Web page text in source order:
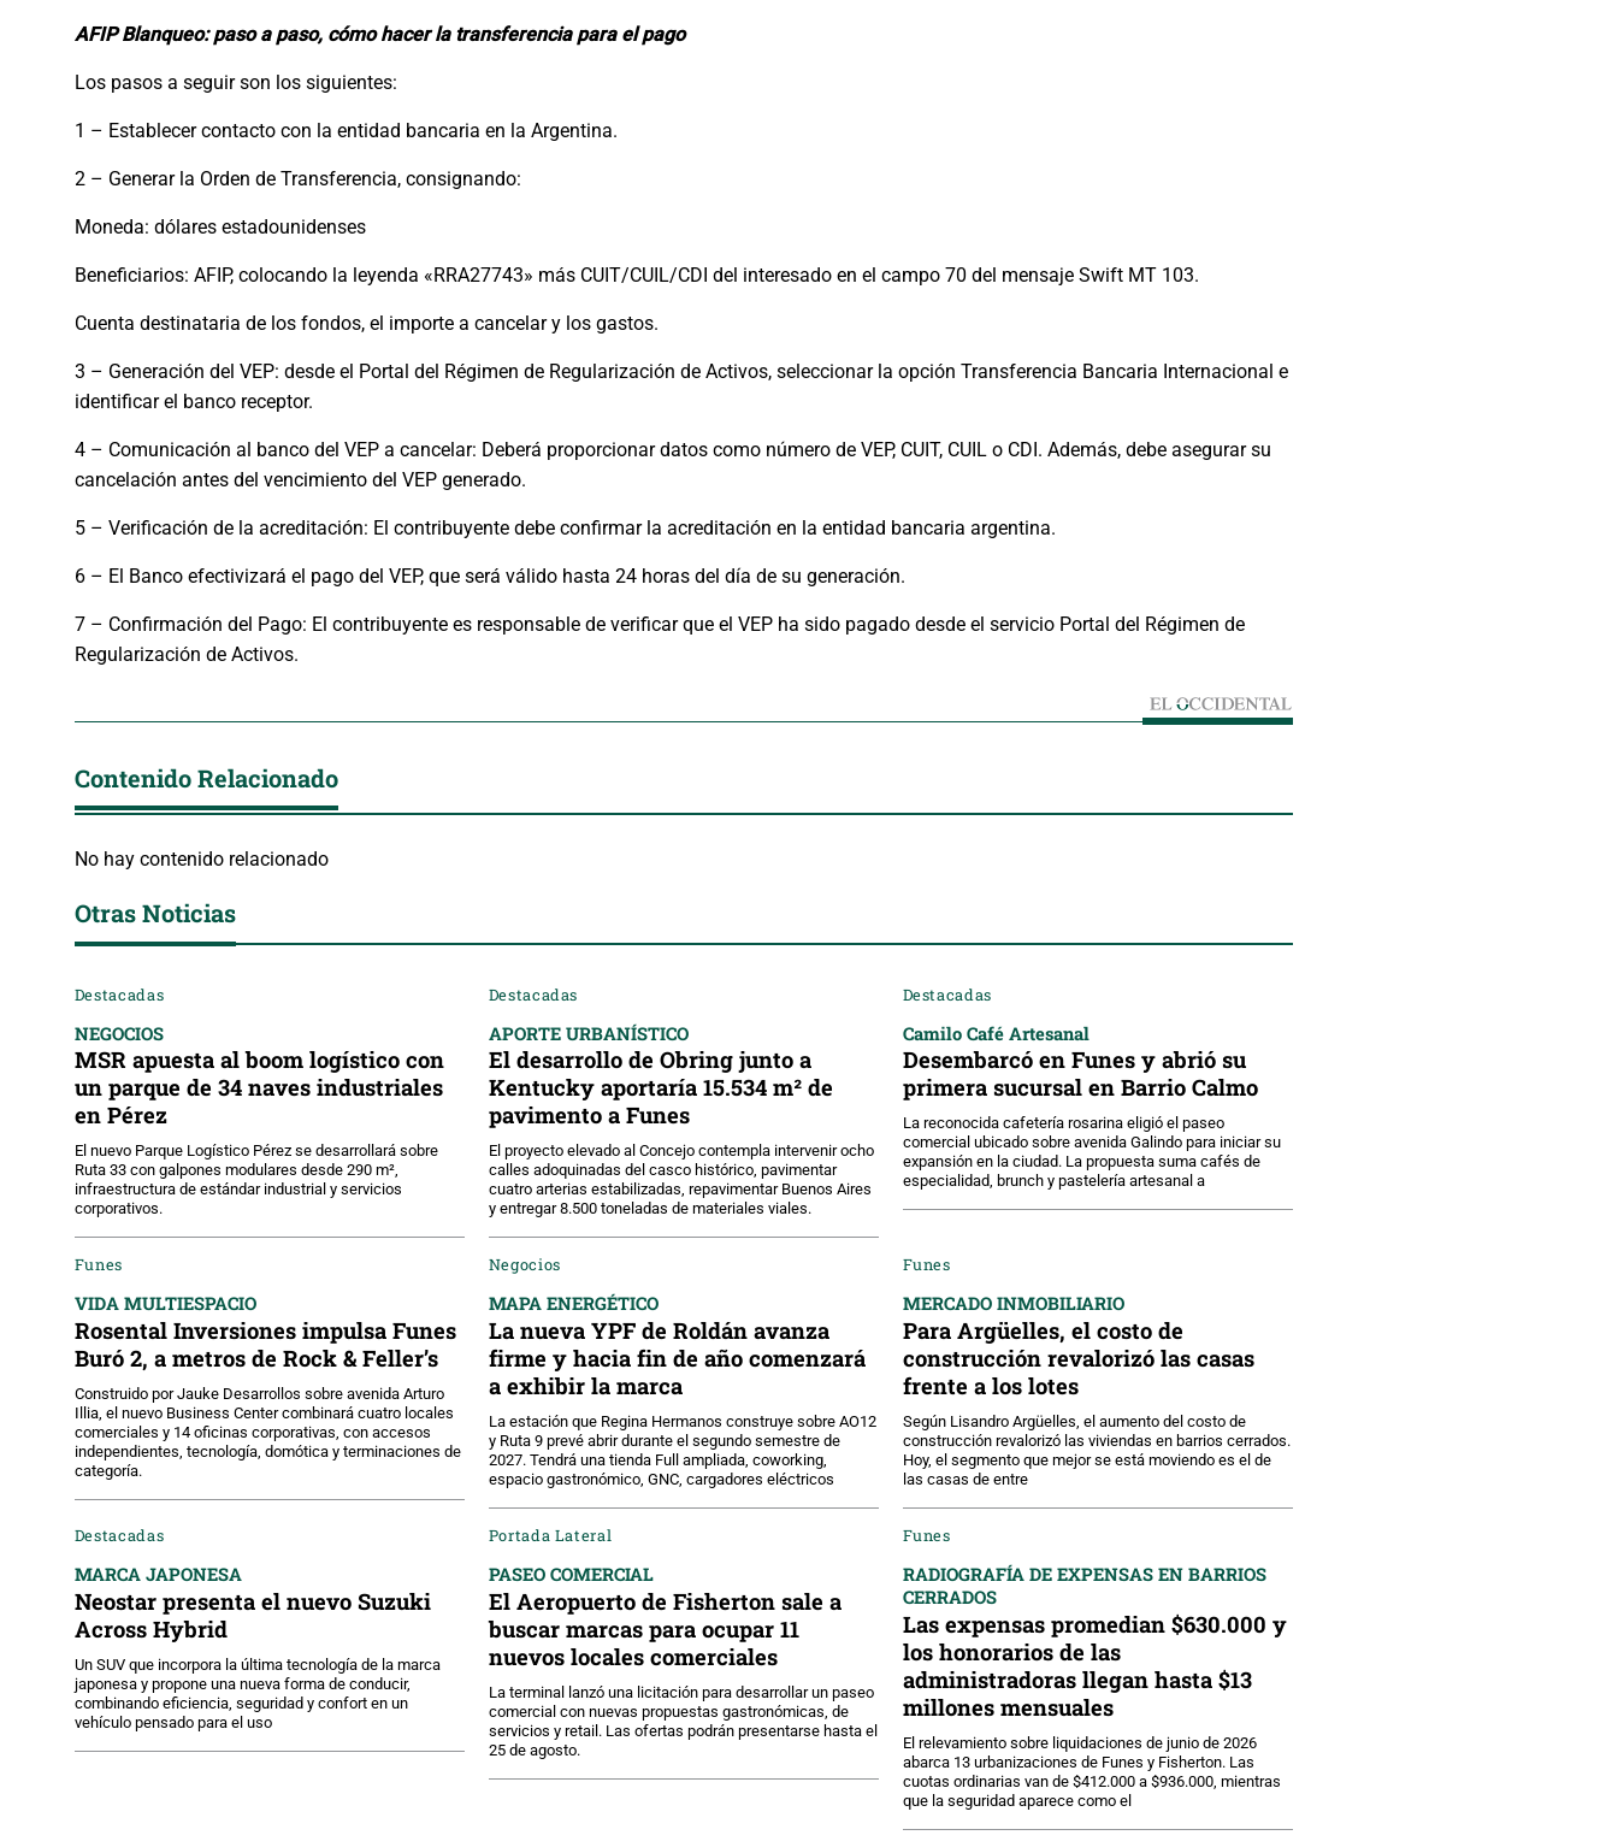
AFIP Blanqueo: paso a paso, cómo hacer la transferencia para el pago
Los pasos a seguir son los siguientes:
1 – Establecer contacto con la entidad bancaria en la Argentina.
2 – Generar la Orden de Transferencia, consignando:
Moneda: dólares estadounidenses
Beneficiarios: AFIP, colocando la leyenda «RRA27743» más CUIT/CUIL/CDI del interesado en el campo 70 del mensaje Swift MT 103.
Cuenta destinataria de los fondos, el importe a cancelar y los gastos.
3 – Generación del VEP: desde el Portal del Régimen de Regularización de Activos, seleccionar la opción Transferencia Bancaria Internacional e
identificar el banco receptor.
4 – Comunicación al banco del VEP a cancelar: Deberá proporcionar datos como número de VEP, CUIT, CUIL o CDI. Además, debe asegurar su
cancelación antes del vencimiento del VEP generado.
5 – Verificación de la acreditación: El contribuyente debe confirmar la acreditación en la entidad bancaria argentina.
6 – El Banco efectivizará el pago del VEP, que será válido hasta 24 horas del día de su generación.
7 – Confirmación del Pago: El contribuyente es responsable de verificar que el VEP ha sido pagado desde el servicio Portal del Régimen de
Regularización de Activos.
Contenido Relacionado
No hay contenido relacionado
Otras Noticias
Destacadas
NEGOCIOS
MSR apuesta al boom logístico con
un parque de 34 naves industriales
en Pérez
El nuevo Parque Logístico Pérez se desarrollará sobre
Ruta 33 con galpones modulares desde 290 m²,
infraestructura de estándar industrial y servicios
corporativos.
Destacadas
APORTE URBANÍSTICO
El desarrollo de Obring junto a
Kentucky aportaría 15.534 m² de
pavimento a Funes
El proyecto elevado al Concejo contempla intervenir ocho
calles adoquinadas del casco histórico, pavimentar
cuatro arterias estabilizadas, repavimentar Buenos Aires
y entregar 8.500 toneladas de materiales viales.
Destacadas
Camilo Café Artesanal
Desembarcó en Funes y abrió su
primera sucursal en Barrio Calmo
La reconocida cafetería rosarina eligió el paseo
comercial ubicado sobre avenida Galindo para iniciar su
expansión en la ciudad. La propuesta suma cafés de
especialidad, brunch y pastelería artesanal a
Funes
VIDA MULTIESPACIO
Rosental Inversiones impulsa Funes
Buró 2, a metros de Rock & Feller’s
Construido por Jauke Desarrollos sobre avenida Arturo
Illia, el nuevo Business Center combinará cuatro locales
comerciales y 14 oficinas corporativas, con accesos
independientes, tecnología, domótica y terminaciones de
categoría.
Negocios
MAPA ENERGÉTICO
La nueva YPF de Roldán avanza
firme y hacia fin de año comenzará
a exhibir la marca
La estación que Regina Hermanos construye sobre AO12
y Ruta 9 prevé abrir durante el segundo semestre de
2027. Tendrá una tienda Full ampliada, coworking,
espacio gastronómico, GNC, cargadores eléctricos
Funes
MERCADO INMOBILIARIO
Para Argüelles, el costo de
construcción revalorizó las casas
frente a los lotes
Según Lisandro Argüelles, el aumento del costo de
construcción revalorizó las viviendas en barrios cerrados.
Hoy, el segmento que mejor se está moviendo es el de
las casas de entre
Destacadas
MARCA JAPONESA
Neostar presenta el nuevo Suzuki
Across Hybrid
Un SUV que incorpora la última tecnología de la marca
japonesa y propone una nueva forma de conducir,
combinando eficiencia, seguridad y confort en un
vehículo pensado para el uso
Portada Lateral
PASEO COMERCIAL
El Aeropuerto de Fisherton sale a
buscar marcas para ocupar 11
nuevos locales comerciales
La terminal lanzó una licitación para desarrollar un paseo
comercial con nuevas propuestas gastronómicas, de
servicios y retail. Las ofertas podrán presentarse hasta el
25 de agosto.
Funes
RADIOGRAFÍA DE EXPENSAS EN BARRIOS
CERRADOS
Las expensas promedian $630.000 y
los honorarios de las
administradoras llegan hasta $13
millones mensuales
El relevamiento sobre liquidaciones de junio de 2026
abarca 13 urbanizaciones de Funes y Fisherton. Las
cuotas ordinarias van de $412.000 a $936.000, mientras
que la seguridad aparece como el